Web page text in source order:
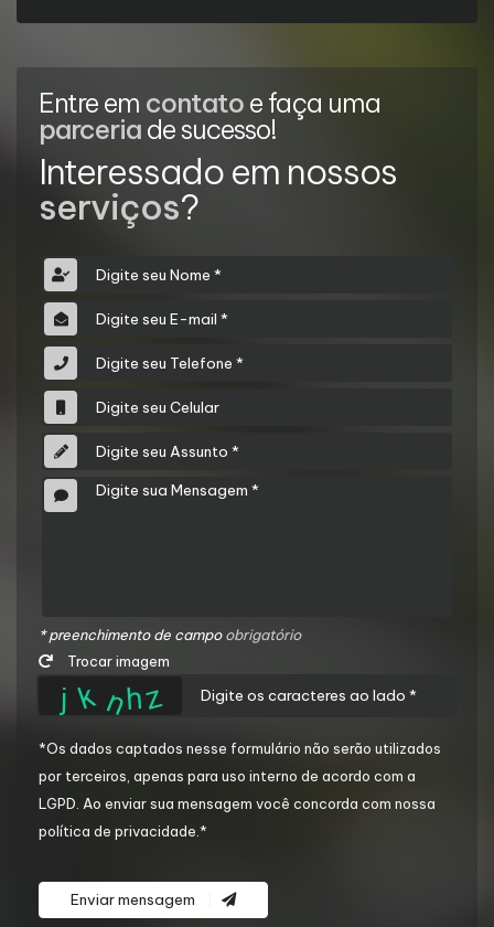
Entre em contato e faça uma
parceria de sucesso!
Interessado em nossos
serviços?
* preenchimento de campoobrigatório
Trocar imagem
*Os dados captados nesse formulário não serão utilizados
por terceiros, apenas para uso interno de acordo com a
LGPD . Ao enviar sua mensagem você concorda com nossa
política de privacidade.*
Enviar mensagem